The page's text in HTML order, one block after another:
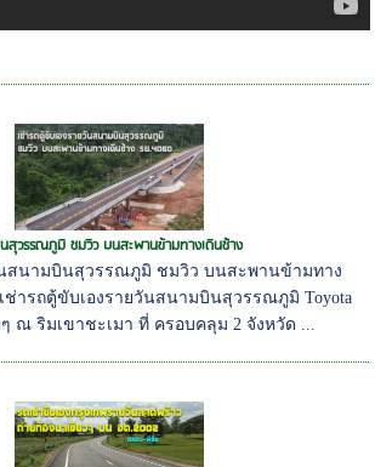
สุวรรณภูมิ ชมวิว บนสะพานข้ามทางเดินช้าง
นสนามบินสุวรรณภูมิ ชมวิว บนสะพานข้ามทาง
ช่ารถตู้ขับเองรายวันสนามบินสุวรรณภูมิ Toyota
ๆ ณ ริมเขาชะเมา ที่ ครอบคลุม 2 จังหวัด ...